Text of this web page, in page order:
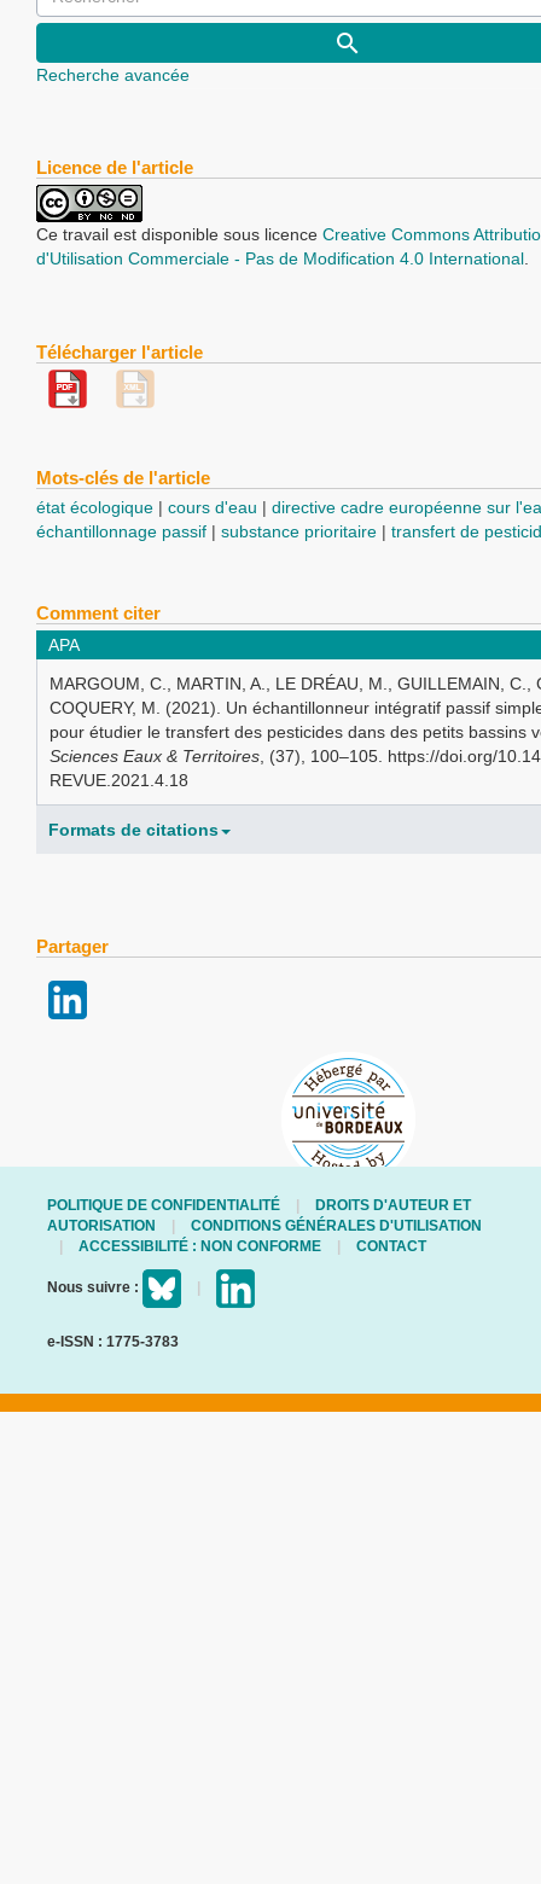
Recherche avancée
Licence de l'article
Ce travail est disponible sous licence Creative Commons
d'Utilisation Commerciale - Pas de Modification 4.0 International.
Télécharger l'article
Mots-clés de l'article
état écologique cours d'eau
directive cadre européenne sur
échantillonnage passif
substance prioritaire transfert de
Comment citer
APA
MARGOUM, C., MARTIN, A., LE DRÉAU, M., GUILLEMAIN, C.,
COQUERY, M. (2021). Un échantillonneur intégratif passif
pour étudier le transfert des pesticides dans des petits bassins
Sciences Eaux & Territoires, (37), 100–105. https://doi.org/
REVUE.2021.4.18
Formats de citations
Partager
POLITIQUE DE CONFIDENTIALITÉ
DROITS D'AUTEUR ET
AUTORISATION
CONDITIONS GÉNÉRALES D'UTILISATION
ACCESSIBILITÉ : NON CONFORME
CONTACT
Nous suivre :
e-ISSN : 1775-3783